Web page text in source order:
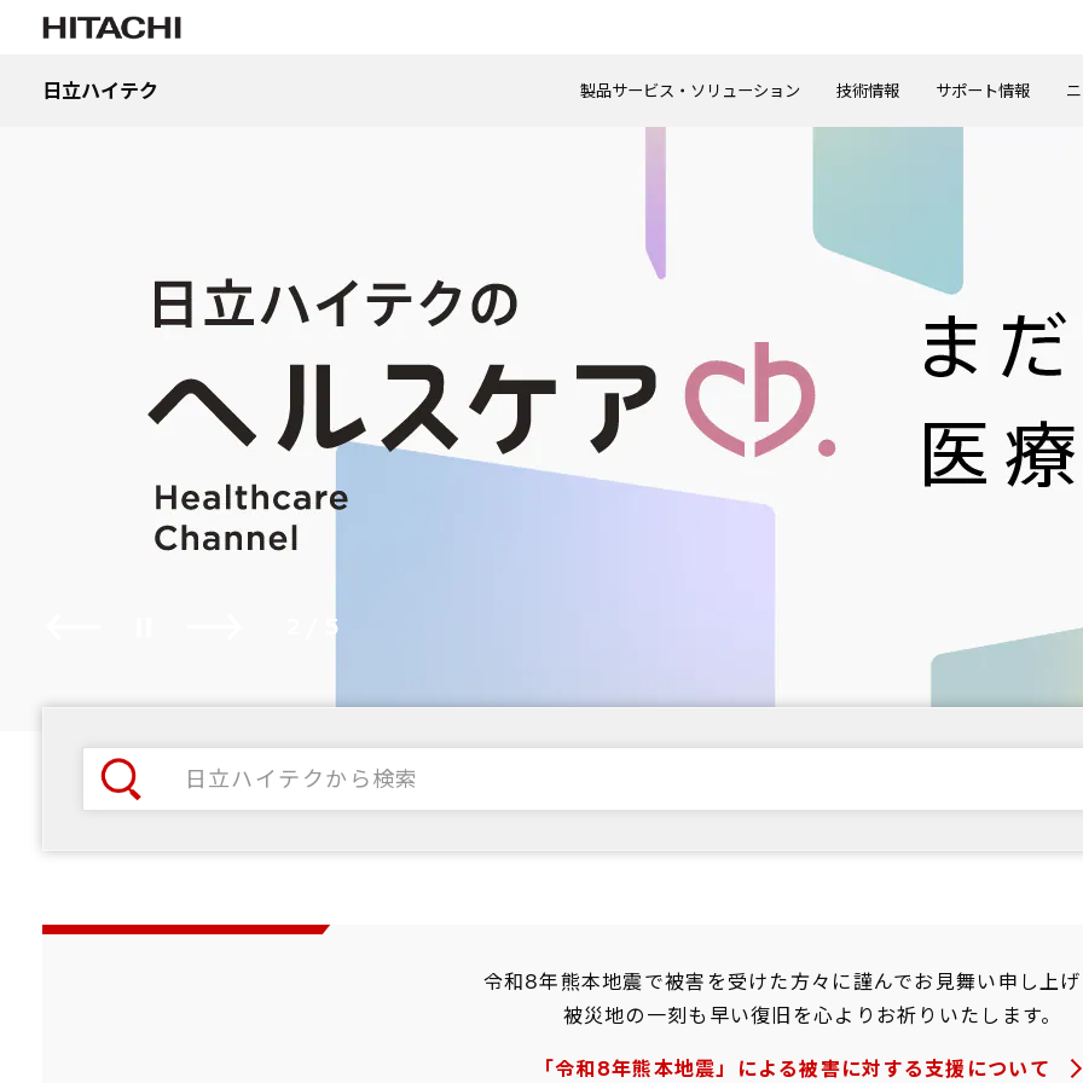
日立ハイテク 製品サービス・ソリューション 技術情報 サポート情報
4
5
/5
令和8年熊本地震で被害を受けた方々に謹んでお見舞い申し上
被災地の一刻も早い復旧を心よりお祈りいたします。
「令和8年熊本地震」による被害に対する支援について